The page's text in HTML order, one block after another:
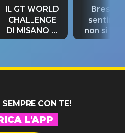
IL GT WORLD
CHALLENGE
DI MISANO si
riconferma
Bresh:
non si
fino alla
SEMPRE CON TE!
L'APP